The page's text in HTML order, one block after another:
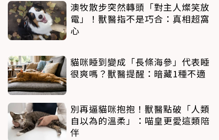
澳牧散步突然轉頭「對主人燦笑放
電」！獸醫指不是巧合：真相超窩
心
貓咪睡到變成「長條海參」代表睡
很爽嗎？獸醫提醒：暗藏1種不適
別再逼貓咪抱抱！獸醫點破「人類
自以為的溫柔」：喵皇更愛這類陪
伴